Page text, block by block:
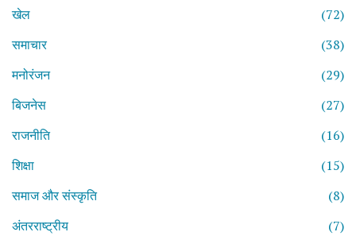
खेल
(72)
समाचार
(38)
मनोरंजन
(29)
बिजनेस
(27)
राजनीति
(16)
शिक्षा
(15)
समाज और संस्कृति
(8)
अंतरराष्ट्रीय
(7)